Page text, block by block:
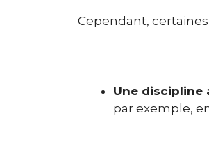
Cependant,
Une discipline
par exemple,